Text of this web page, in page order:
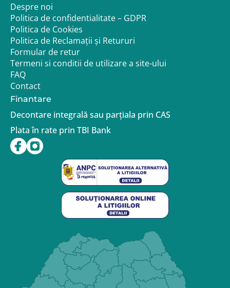
Despre noi
Politica de confidentialitate – GDPR
Politica de Cookies
Politica de Reclamații și Retururi
Formular de retur
Termeni si conditii de utilizare a site-ului
FAQ
Contact
Finantare
Decontare integrală sau parțiala prin CAS
Plata în rate prin TBI Bank